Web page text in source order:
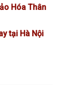
Hóa Thân
tại Hà Nội